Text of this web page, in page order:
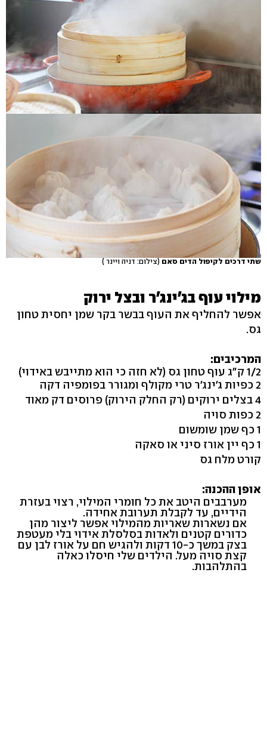
שתי דרכים לקיפול הדים סאם (צילום: דניה ויינר )
מילוי עוף בג'ינג'ר ובצל ירוק
אפשר להחליף את העוף בבשר בקר שמן יחסית טחון
גס.
המרכיבים:
1/2 ק"ג עוף טחון גס (לא חזה כי הוא מתייבש באידוי)
2 כפיות ג'ינג'ר טרי מקולף ומגורר בפומפיה דקה
4 בצלים ירוקים (רק החלק הירוק) פרוסים דק מאוד
2 כפות סויה
1 כף שמן שומשום
1 כף יין אורז סיני או סאקה
קורט מלח גס
אופן ההכנה:
מערבבים היטב את כל חומרי המילוי, רצוי בעזרת
הידיים, עד לקבלת תערובת אחידה.
אם נשארות שאריות מהמילוי אפשר ליצור מהן
כדורים קטנים ולאדות בסלסלת אידוי בלי מעטפת
בצק במשך כ-10 דקות ולהגיש חם על אורז לבן עם
קצת סויה מעל. הילדים שלי חיסלו כאלה
בהתלהבות.